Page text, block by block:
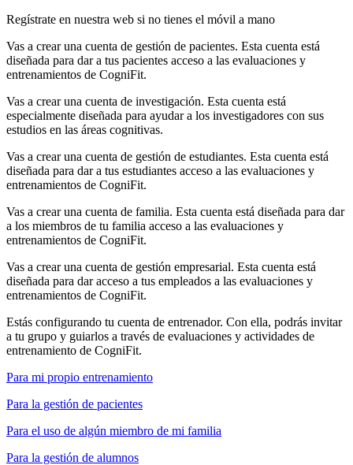
Regístrate en nuestra web si no tienes el móvil a mano
Vas a crear una cuenta de gestión de pacientes. Esta cuenta está
diseñada para dar a tus pacientes acceso a las evaluaciones y
entrenamientos de CogniFit.
Vas a crear una cuenta de investigación. Esta cuenta está
especialmente diseñada para ayudar a los investigadores con sus
estudios en las áreas cognitivas.
Vas a crear una cuenta de gestión de estudiantes. Esta cuenta está
diseñada para dar a tus estudiantes acceso a las evaluaciones y
entrenamientos de CogniFit.
Vas a crear una cuenta de familia. Esta cuenta está diseñada para dar
a los miembros de tu familia acceso a las evaluaciones y
entrenamientos de CogniFit.
Vas a crear una cuenta de gestión empresarial. Esta cuenta está
diseñada para dar acceso a tus empleados a las evaluaciones y
entrenamientos de CogniFit.
Estás configurando tu cuenta de entrenador. Con ella, podrás invitar
a tu grupo y guiarlos a través de evaluaciones y actividades de
entrenamiento de CogniFit.
Para mi propio entrenamiento
Para la gestión de pacientes
Para el uso de algún miembro de mi familia
Para la gestión de alumnos